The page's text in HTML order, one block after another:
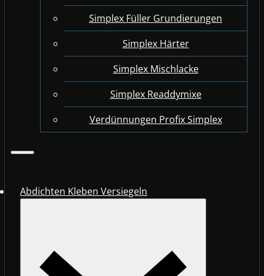
Simplex Füller Grundierungen
Simplex Härter
Simplex Mischlacke
Simplex Readdymixe
Verdünnungen Profix Simplex
Abdichten Kleben Versiegeln